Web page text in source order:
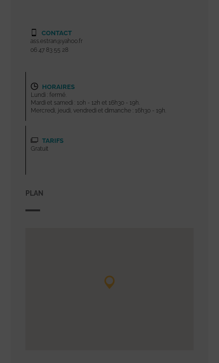
CONTACT
ass.estran@yahoo.fr
06 47 83 55 28
HORAIRES
Lundi : fermé.
Mardi et samedi : 10h - 12h et 16h30 - 19h.
Mercredi, jeudi, vendredi et dimanche : 16h30 - 19h.
TARIFS
Gratuit
PLAN